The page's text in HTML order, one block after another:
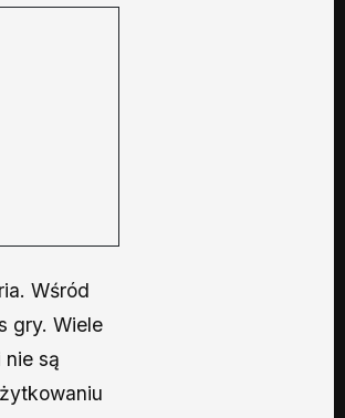
Wśród
gry. Wiele
nie są